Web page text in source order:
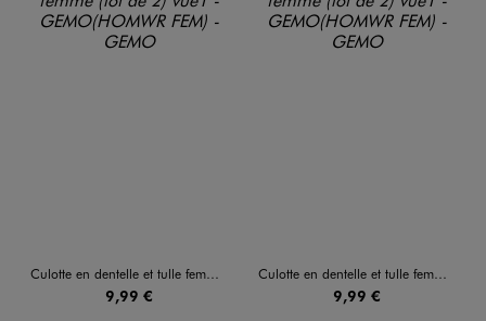
Culotte en dentelle et tulle femme (lot de 2)
9,99 €
Culotte en dentelle et tulle femme (lot de 2)
9,99 €